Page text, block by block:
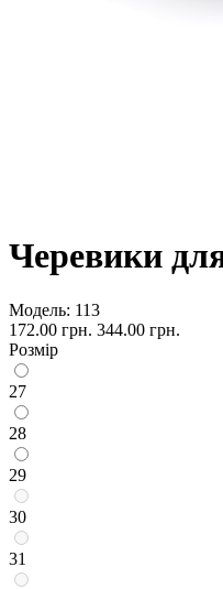
Черевики
Модель: 113
172.00 грн. 344.00 грн.
Розмір
27
28
29
30
31